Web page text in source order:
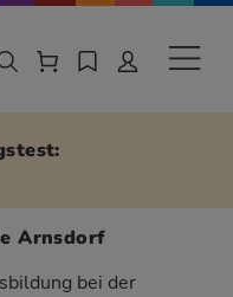
Arnsdorf
bei der